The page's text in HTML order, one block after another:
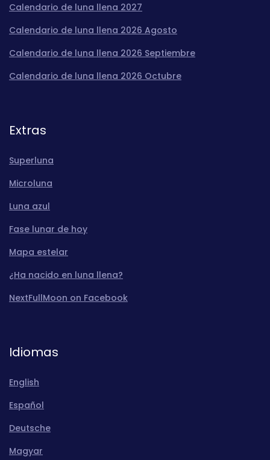
Calendario de luna llena 2027
Calendario de luna llena 2026 Agosto
Calendario de luna llena 2026 Septiembre
Calendario de luna llena 2026 Octubre
Extras
Superluna
Microluna
Luna azul
Fase lunar de hoy
Mapa estelar
¿Ha nacido en luna llena?
NextFullMoon on Facebook
Idiomas
English
Español
Deutsche
Magyar